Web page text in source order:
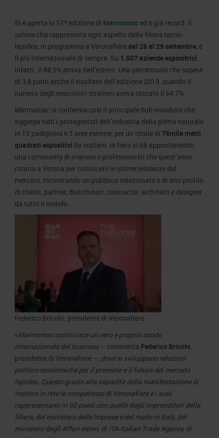
Carta dei Valori
Parità di genere
Modello di Organizzazione, Gestione e Controllo
Responsabilità Sociale d’Impresa
Responsabilità ambientale
Certificazioni riconosciute
Società trasparente
Compensi Organi Societari
Bilanci Societari
Servizi in quartiere per la stampa
Contatti Ufficio Stampa
Lavora con noi
Contatti
Si è aperta la 57ª edizione di Marmomac ed è già record: il
salone cha rappresenta ogni aspetto della filiera tecno-
lapidea, in programma a Veronafiere dal 26 al 29 settembre, è
il più internazionale di sempre. Su 1.507 aziende espositrici,
infatti, il 68,5% arriva dall’estero. Una percentuale che supera
di 3,8 punti anche il risultato dell’edizione 2019, quando il
numero degli espositori stranieri aveva toccato il 64,7%.
Marmomac si conferma così il principale hub mondiale che
aggrega tutti i protagonisti dell’industria della pietra naturale
in 12 padiglioni e 3 aree esterne, per un totale di 76mila metri
quadrati espositivi da visitare. in fiera si dà appuntamento
una community di imprese e professionisti che quest’anno
ritorna a Verona per conoscere le ultime tendenze del
mercato, incontrando un pubblico selezionato e di alto profilo
di clienti, partner, distributori, contractor, architetti e designer
da tutto il mondo.
Federico Bricolo, presidente di Veronafiere
«Marmomac costituisce un vero e proprio snodo
internazionale del business– commenta Federico Bricolo,
presidente di Veronafiere –, dove si sviluppano relazioni
politico-economiche per il presente e il futuro del mercato
lapideo. Questo grazie alla capacità della manifestazione di
mettere in rete le competenze di Veronafiere e i suoi
rappresentanti in 60 paesi con quelle degli imprenditori della
filiera, del ministero delle Imprese e del made in Italy, del
ministero degli Affari esteri, di ITA-Italian Trade Agency, di